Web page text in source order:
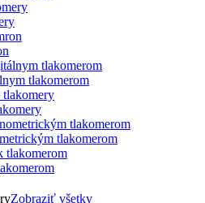
tlakomerom
tlakomerom
Zobraziť všetky